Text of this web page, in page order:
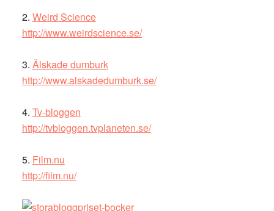
2. Weird Science
http://www.weirdscience.se/
3. Älskade dumburk
http://www.alskadedumburk.se/
4. Tv-bloggen
http://tvbloggen.tvplaneten.se/
5. Film.nu
http://film.nu/